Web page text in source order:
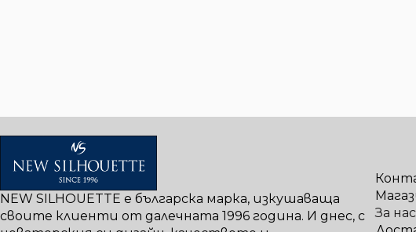
NEW SILHOUETTE е българска марка, изкушаваща
своите клиенти от далечната 1996 година. И днес, с
За нас